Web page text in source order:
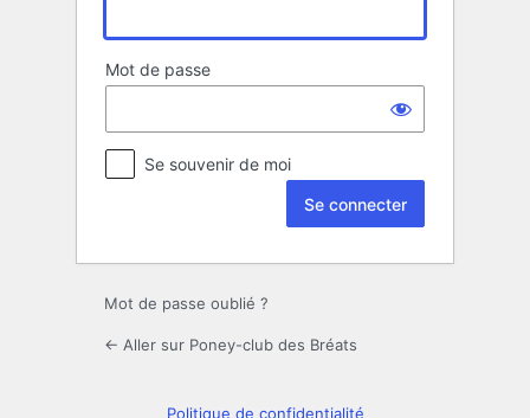
Mot de passe
Se souvenir de moi
Mot de passe oublié ?
← Aller sur Poney-club des Bréats
Politique de confidentialité